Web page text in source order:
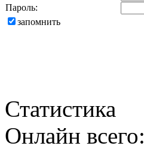
Пароль:
запомнить
Статистика
Онлайн всего: